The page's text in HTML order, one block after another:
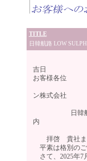
TITLE
日韓航路 LOW
吉日
お客様各位
ン株式会社
日韓航路
内
拝啓 貴社ます
平素は格別のご
さて、2025年7